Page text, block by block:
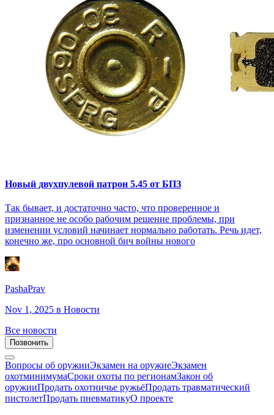
Новый двухпулевой патрон 5.45 от БПЗ
Так бывает, и достаточно часто, что проверенное и
признанное не особо рабочим решение проблемы, при
изменении условий начинает нормально работать. Речь идет,
конечно же, про основной бич войны нового
PashaPrav
Nov 1, 2025 в Новости
Все новости
Позвонить
Вопросы об оружииЭкзамен на оружиеЭкзамен
охотминимумаСроки охоты по регионамЗакон об
оружииПродать охотничье ружьёПродать травматический
пистолетПродать пневматикуО проекте